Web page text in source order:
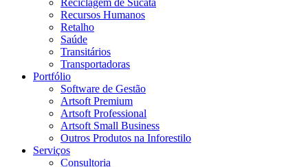
Recursos Humanos
Retalho
Saúde
Transitários
Transportadoras
Portfólio
Software de Gestão
Artsoft Premium
Artsoft Professional
Artsoft Small Business
Outros Produtos na Inforestilo
Serviços
Consultoria